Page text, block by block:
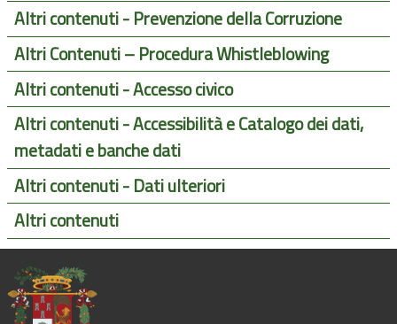
Altri contenuti - Prevenzione della Corruzione
Altri Contenuti – Procedura Whistleblowing
Altri contenuti - Accesso civico
Altri contenuti - Accessibilità e Catalogo dei dati,
metadati e banche dati
Altri contenuti - Dati ulteriori
Altri contenuti